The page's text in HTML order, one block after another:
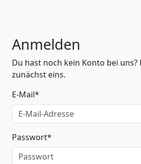
Anmelden
Du hast noch kein Konto bei uns?
zunächst eins.
E-Mail*
Passwort*